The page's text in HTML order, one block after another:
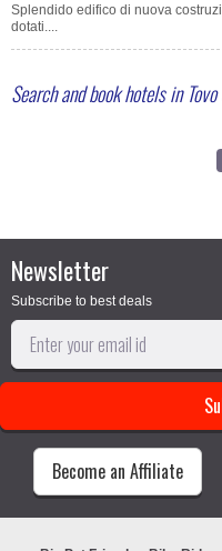
Splendido edifico di nuova
dotati....
Search and book hotels in
Newsletter
Subscribe to best deals
Become an Affiliate